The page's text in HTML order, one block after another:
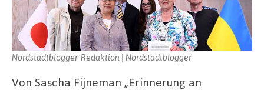
Nordstadtblogger-Redaktion | Nordstadtblogger
Von Sascha Fijneman „Erinnerung an